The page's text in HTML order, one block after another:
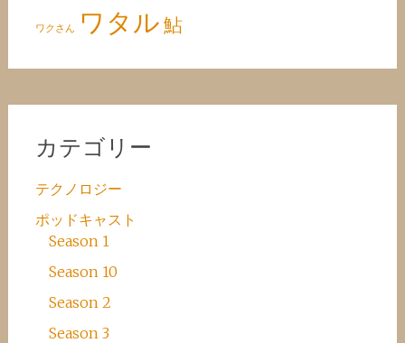
ワクさん ワタル鮎
カテゴリー
テクノロジー
ポッドキャスト
Season 1
Season 10
Season 2
Season 3